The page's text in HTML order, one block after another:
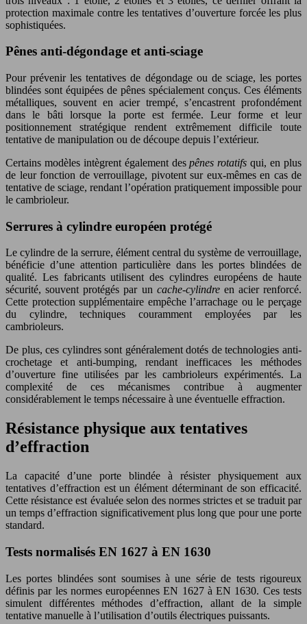
protection maximale contre les tentatives d’ouverture forcée les plus
sophistiquées.
Pênes anti-dégondage et anti-sciage
Pour prévenir les tentatives de dégondage ou de sciage, les portes
blindées sont équipées de pênes spécialement conçus. Ces éléments
métalliques, souvent en acier trempé, s’encastrent profondément
dans le bâti lorsque la porte est fermée. Leur forme et leur
positionnement stratégique rendent extrêmement difficile toute
tentative de manipulation ou de découpe depuis l’extérieur.
Certains modèles intègrent également despênes rotatifsqui, en plus
de leur fonction de verrouillage, pivotent sur eux-mêmes en cas de
tentative de sciage, rendant l’opération pratiquement impossible pour
le cambrioleur.
Serrures à cylindre européen protégé
Le cylindre de la serrure, élément central du système de verrouillage,
bénéficie d’une attention particulière dans les portes blindées de
qualité. Les fabricants utilisent des cylindres européens de haute
sécurité, souvent protégés par un cache-cylindre en acier renforcé.
Cette protection supplémentaire empêche l’arrachage ou le perçage
du cylindre, techniques couramment employées par les
cambrioleurs.
De plus, ces cylindres sont généralement dotés de technologies anti-
crochetage et anti-bumping, rendant inefficaces les méthodes
d’ouverture fine utilisées par les cambrioleurs expérimentés. La
complexité de ces mécanismes contribue à augmenter
considérablement le temps nécessaire à une éventuelle effraction.
Résistance physique aux tentatives
d’effraction
La capacité d’une porte blindée à résister physiquement aux
tentatives d’effraction est un élément déterminant de son efficacité.
Cette résistance est évaluée selon des normes strictes et se traduit par
un temps d’effraction significativement plus long que pour une porte
standard.
Tests normalisés EN 1627 à EN 1630
Les portes blindées sont soumises à une série de tests rigoureux
définis par les normes européennes EN 1627 à EN 1630. Ces tests
simulent différentes méthodes d’effraction, allant de la simple
tentative manuelle à l’utilisation d’outils électriques puissants.